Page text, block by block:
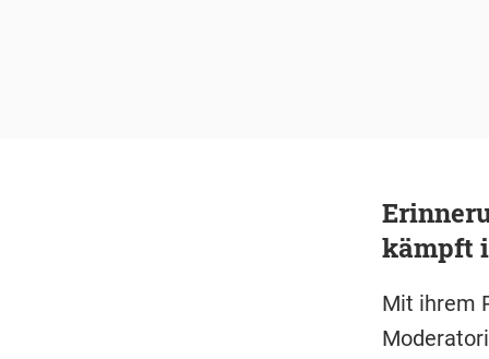
kämpft
Mit ihrem